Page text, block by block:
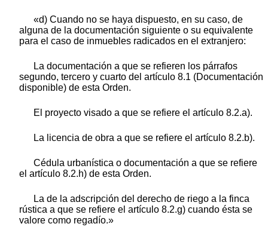
«d) Cuando no se haya dispuesto, en su caso, de
alguna de la documentación siguiente o su equivalente
para el caso de inmuebles radicados en el extranjero:
La documentación a que se refieren los párrafos
segundo, tercero y cuarto del artículo 8.1 (Documentación
disponible) de esta Orden.
El proyecto visado a que se refiere el artículo 8.2.a).
La licencia de obra a que se refiere el artículo 8.2.b).
Cédula urbanística o documentación a que se refiere
el artículo 8.2.h) de esta Orden.
La de la adscripción del derecho de riego a la finca
rústica a que se refiere el artículo 8.2.g) cuando ésta se
valore como regadío.»